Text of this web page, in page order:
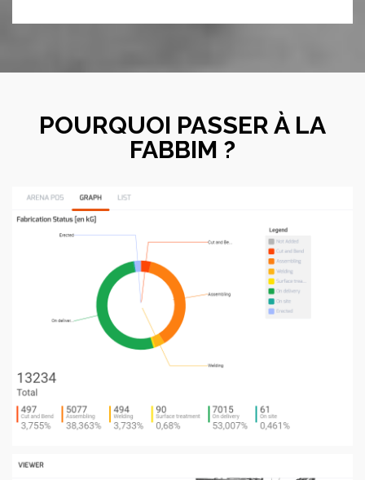
POURQUOI PASSER À LA
FABBIM ?